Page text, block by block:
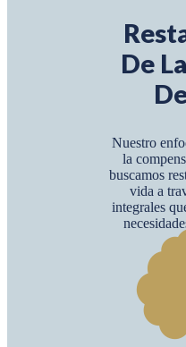
De
Nuestro
la
buscamos
vida a
integrales